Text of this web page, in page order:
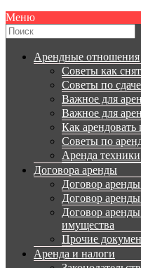
Меню
Арендные отношения
Советы как
Советы по
Важное для
Важное для
Как арендовать
Советы по
Аренда техники
Договора аренды
Договор
Договор
Договор
имущества
Прочие
Аренда и налоги